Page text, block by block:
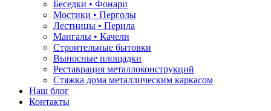
Беседки • Фонари
Мостики • Перголы
Лестницы • Перила
Мангалы • Качели
Строительные бытовки
Выносные площадки
Реставрация металлоконструкций
Стяжка дома металлическим каркасом
Наш блог
Контакты